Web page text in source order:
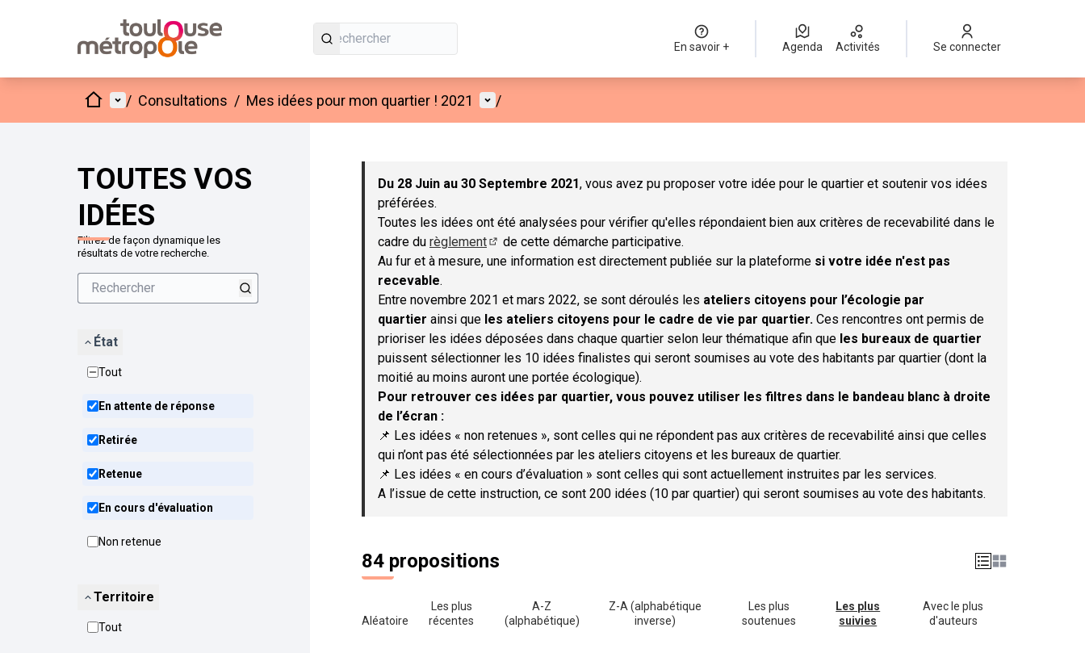
En savoir + Agenda Activités Se connecter
AccueilMenu principal
/ Consultations / Mes idées pour mon quartier ! 2021 Menu utilisateur
/
TOUTES VOS
IDÉES
Filtrez de façon dynamique les
résultats de votre recherche.
État
Tout
En attente de réponse
Retirée
Retenue
En cours d'évaluation
Non retenue
Territoire
Tout
Passer la carte
Du 28 Juin au 30 Septembre 2021, vous avez pu proposer votre idée pour le quartier et soutenir vos idées
préférées.
Toutes les idées ont été analysées pour vérifier qu'elles répondaient bien aux critères de recevabilité dans le
cadre du règlement
(S'ouvre dans un nouvel onglet)
de cette démarche participative.
Au fur et à mesure, une information est directement publiée sur la plateforme si votre idée n'est pas
recevable.
Entre novembre 2021 et mars 2022, se sont déroulés les ateliers citoyens pour l’écologie par
quartier ainsi que les ateliers citoyens pour le cadre de vie par quartier. Ces rencontres ont permis de
prioriser les idées déposées dans chaque quartier selon leur thématique afin que les bureaux de quartier
puissent sélectionner les 10 idées finalistes qui seront soumises au vote des habitants par quartier (dont la
moitié au moins auront une portée écologique).
Pour retrouver ces idées par quartier, vous pouvez utiliser les filtres dans le bandeau blanc à droite
de l’écran :
📌 Les idées « non retenues », sont celles qui ne répondent pas aux critères de recevabilité ainsi que celles
qui n’ont pas été sélectionnées par les ateliers citoyens et les bureaux de quartier.
📌 Les idées « en cours d’évaluation » sont celles qui sont actuellement instruites par les services.
A l’issue de cette instruction, ce sont 200 idées (10 par quartier) qui seront soumises au vote des habitants.
84 propositions
Aléatoire
Les plus
récentes
A-Z
(alphabétique)
Z-A (alphabétique
inverse)
Les plus
soutenues
Les plus
suivies
Avec le plus
d'auteurs